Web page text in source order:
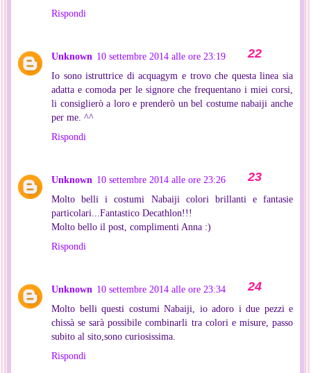
Rispondi
Unknown 10 settembre 2014 alle ore 23:19
Io sono istruttrice di acquagym e trovo che questa linea sia
adatta e comoda per le signore che frequentano i miei corsi,
li consiglierò a loro e prenderò un bel costume nabaiji anche
per me. ^^
Rispondi
Unknown 10 settembre 2014 alle ore 23:26
Molto belli i costumi Nabaiji colori brillanti e fantasie
particolari...Fantastico Decathlon!!!
Molto bello il post, complimenti Anna :)
Rispondi
Unknown 10 settembre 2014 alle ore 23:34
Molto belli questi costumi Nabaiji, io adoro i due pezzi e
chissà se sarà possibile combinarli tra colori e misure, passo
subito al sito,sono curiosissima.
Rispondi